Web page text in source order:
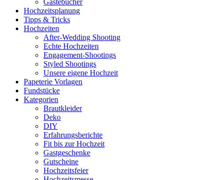
Gästebücher
Hochzeitsplanung
Tipps & Tricks
Hochzeiten
After-Wedding Shooting
Echte Hochzeiten
Engagement-Shootings
Styled Shootings
Unsere eigene Hochzeit
Papeterie Vorlagen
Fundstücke
Kategorien
Brautkleider
Deko
DIY
Erfahrungsberichte
Fit bis zur Hochzeit
Gastgeschenke
Gutscheine
Hochzeitsfeier